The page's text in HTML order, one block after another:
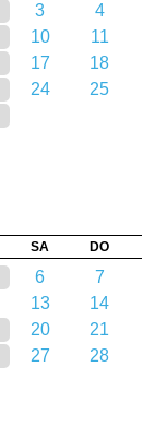
3
4
10
11
17
18
24
25
SA DO
6
7
13
14
20
21
27
28